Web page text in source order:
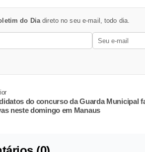
do Dia direto no seu e-mail, todo dia.
do concurso da Guarda Municipal
neste domingo em Manaus